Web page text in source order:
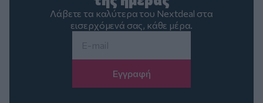
Λάβετε τα καλύτερα του Nextdeal στα
εισερχόμενά σας, κάθε μέρα.